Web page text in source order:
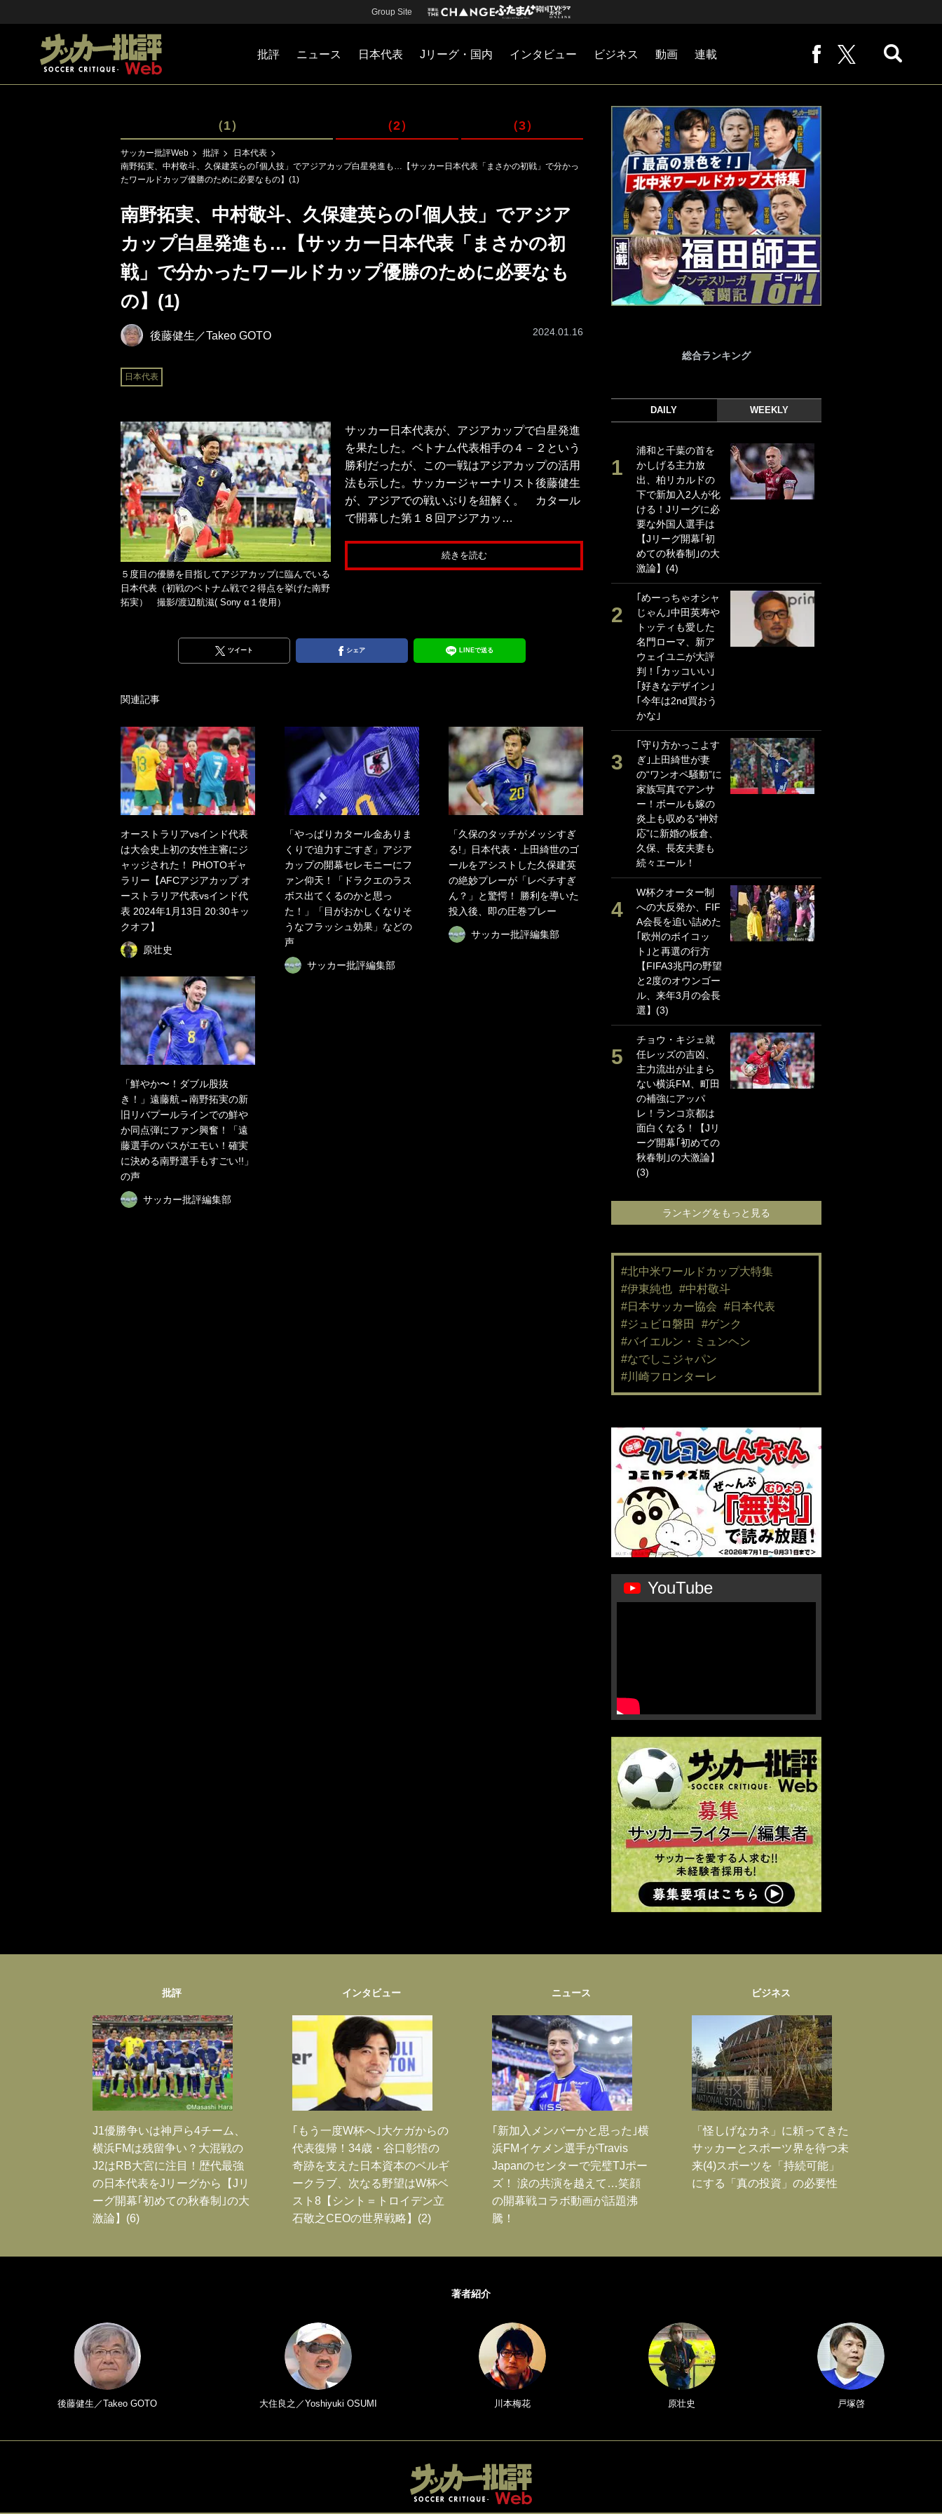
Group Site
批評 ニュース 日本代表 Jリーグ・国内 インタビュー ビジネス 動画 連載
（1） （2） （3）
サッカー批評Web 批評
日本代表
南野拓実、中村敬斗、久保建英らの｢個人技」でアジアカップ白星発進も…【サッカー日本代表「まさかの初戦」で分かっ
たワールドカップ優勝のために必要なもの】(1)
南野拓実、中村敬斗、久保建英らの｢個人技」でアジア
カップ白星発進も…【サッカー日本代表「まさかの初
戦」で分かったワールドカップ優勝のために必要なも
の】(1)
後藤健生／Takeo GOTO
日本代表
2024.01.16
５度目の優勝を目指してアジアカップに臨んでいる
日本代表（初戦のベトナム戦で２得点を挙げた南野
拓実） 撮影/渡辺航滋( Sony α１使用）
サッカー日本代表が、アジアカップで白星発進
を果たした。ベトナム代表相手の４－２という
勝利だったが、この一戦はアジアカップの活用
法も示した。サッカージャーナリスト後藤健生
が、アジアでの戦いぶりを紐解く。 カタール
で開幕した第１８回アジアカッ…
続きを読む
ツイート シェア LINEで送る
関連記事
オーストラリアvsインド代表
は大会史上初の女性主審にジ
ャッジされた！ PHOTOギャ
ラリー【AFCアジアカップ オ
ーストラリア代表vsインド代
表 2024年1月13日 20:30キッ
クオフ】
原壮史
「やっぱりカタール金ありま
くりで迫力すごすぎ」アジア
カップの開幕セレモニーにフ
ァン仰天！「ドラクエのラス
ボス出てくるのかと思っ
た！」「目がおかしくなりそ
うなフラッシュ効果」などの
声
サッカー批評編集部
「久保のタッチがメッシすぎ
る!」日本代表・上田綺世のゴ
ールをアシストした久保建英
の絶妙プレーが「レベチすぎ
ん？」と驚愕！ 勝利を導いた
投入後、即の圧巻プレー
サッカー批評編集部
「鮮やか〜！ダブル股抜
き！」遠藤航→南野拓実の新
旧リバプールラインでの鮮や
か同点弾にファン興奮！「遠
藤選手のパスがエモい！確実
に決める南野選手もすごい!!」
の声
サッカー批評編集部
総合ランキング
DAILY WEEKLY
浦和と千葉の首を
かしげる主力放
出、柏リカルドの
下で新加入2人が化
ける！Jリーグに必
要な外国人選手は
【Jリーグ開幕｢初
めての秋春制｣の大
激論】(4)
｢めーっちゃオシャ
じゃん｣中田英寿や
トッティも愛した
名門ローマ、新ア
ウェイユニが大評
判！｢カッコいい｣
｢好きなデザイン｣
｢今年は2nd買おう
かな｣
｢守り方かっこよす
ぎ｣上田綺世が妻
の“ワンオペ騒動”に
家族写真でアンサ
ー！ボールも嫁の
炎上も収める“神対
応”に新婚の板倉、
久保、長友夫妻も
続々エール！
W杯クオーター制
への大反発か、FIF
A会長を追い詰めた
｢欧州のボイコッ
ト｣と再選の行方
【FIFA3兆円の野望
と2度のオウンゴー
ル、来年3月の会長
選】(3)
チョウ・キジェ就
任レッズの吉凶、
主力流出が止まら
ない横浜FM、町田
の補強にアッパ
レ！ランコ京都は
面白くなる！【Jリ
ーグ開幕｢初めての
秋春制｣の大激論】
(3)
ランキングをもっと見る
#北中米ワールドカップ大特集
#伊東純也 #中村敬斗
#日本サッカー協会
#日本代表
#ジュビロ磐田
#ゲンク
#バイエルン・ミュンヘン
#なでしこジャパン
#川崎フロンターレ
YouTube
批評
J1優勝争いは神戸ら4チーム、
横浜FMは残留争い？大混戦の
J2はRB大宮に注目！歴代最強
の日本代表をJリーグから【Jリ
ーグ開幕｢初めての秋春制｣の大
激論】(6)
インタビュー
｢もう一度W杯へ｣大ケガからの
代表復帰！34歳・谷口彰悟の
奇跡を支えた日本資本のベルギ
ークラブ、次なる野望はW杯ベ
スト8【シント＝トロイデン立
石敬之CEOの世界戦略】(2)
ニュース
｢新加入メンバーかと思った｣横
浜FMイケメン選手がTravis
Japanのセンターで完璧TJポー
ズ！ 涙の共演を越えて…笑顔
の開幕戦コラボ動画が話題沸
騰！
ビジネス
「怪しげなカネ」に頼ってきた
サッカーとスポーツ界を待つ未
来(4)スポーツを「持続可能」
にする「真の投資」の必要性
著者紹介
後藤健生／Takeo GOTO 大住良之／Yoshiyuki OSUMI 川本梅花 原壮史 戸塚啓